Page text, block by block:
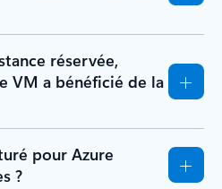
réservée,
VM a bénéficié de la
pour Azure
?